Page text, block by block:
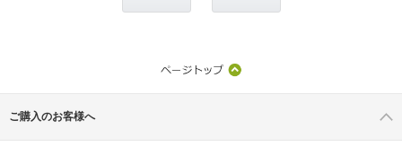
ご購入のお客様へ